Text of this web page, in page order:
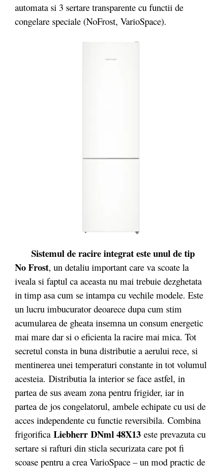
automata si 3 sertare transparente cu functii de
congelare speciale (NoFrost, VarioSpace).
Sistemul de racire integrat este unul de tip
No Frost, un detaliu important care va scoate la
iveala si faptul ca aceasta nu mai trebuie dezghetata
in timp asa cum se intampa cu vechile modele. Este
un lucru imbucurator deoarece dupa cum stim
acumularea de gheata insemna un consum energetic
mai mare dar si o eficienta la racire mai mica. Tot
secretul consta in buna distributie a aerului rece, si
mentinerea unei temperaturi constante in tot volumul
acesteia. Distributia la interior se face astfel, in
partea de sus aveam zona pentru frigider, iar in
partea de jos congelatorul, ambele echipate cu usi de
acces independente cu functie reversibila. Combina
frigorifica Liebherr DNml 48X13 este prevazuta cu
sertare si rafturi din sticla securizata care pot fi
scoase pentru a crea VarioSpace – un mod practic de